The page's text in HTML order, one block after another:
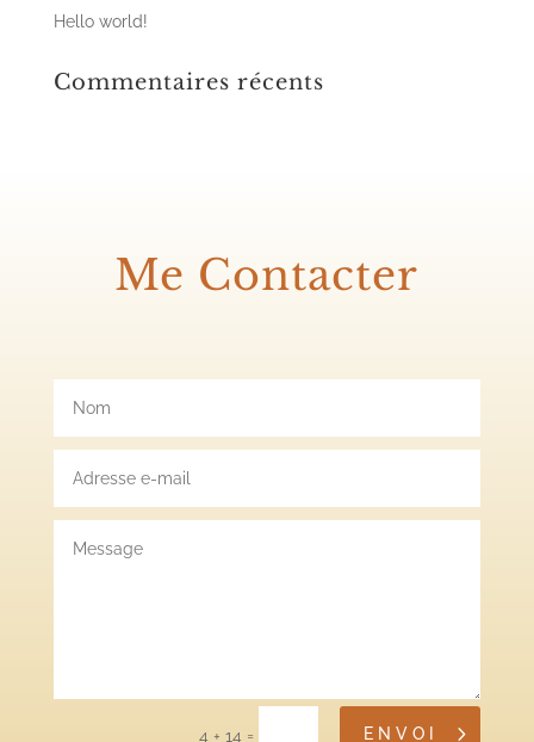
Hello world!
Commentaires récents
Me Contacter
4 + 14 = ENVOI